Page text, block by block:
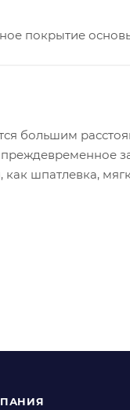
покрытие
большим
преждевременное
шпатлевка,